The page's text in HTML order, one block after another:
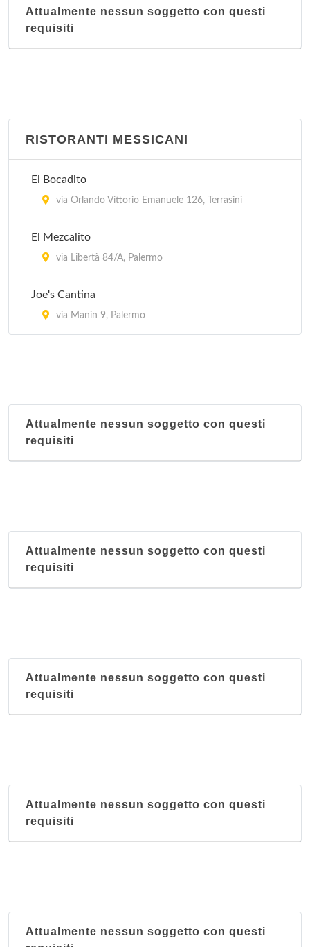
Attualmente nessun soggetto con questi
requisiti
RISTORANTI MESSICANI
El Bocadito
via Orlando Vittorio Emanuele 126, Terrasini
El Mezcalito
via Libertà 84/A, Palermo
Joe's Cantina
via Manin 9, Palermo
Attualmente nessun soggetto con questi
requisiti
Attualmente nessun soggetto con questi
requisiti
Attualmente nessun soggetto con questi
requisiti
Attualmente nessun soggetto con questi
requisiti
Attualmente nessun soggetto con questi